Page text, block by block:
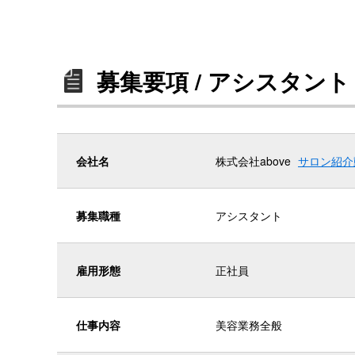
募集要項 / アシスタント
会社名 株式会社above サロン紹
募集職種 アシスタント
雇用形態 正社員
仕事内容 美容業務全般